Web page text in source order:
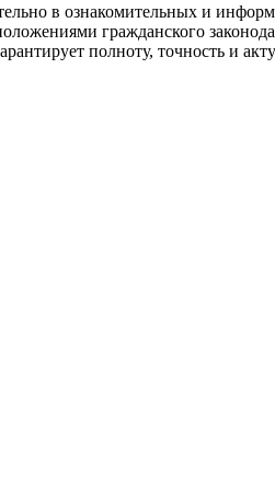
в ознакомительных и
гражданского
полноту, точность и